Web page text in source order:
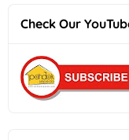
Check Our